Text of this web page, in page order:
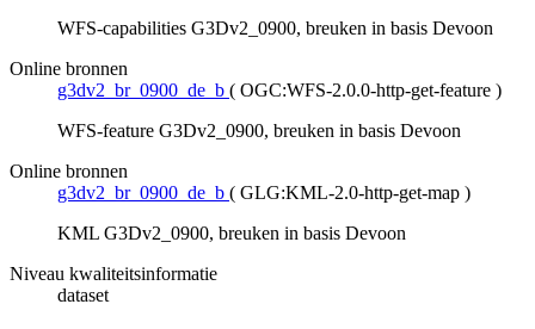
WFS-capabilities G3Dv2_0900, breuken in basis Devoon
Online bronnen
g3dv2_br_0900_de_b ( OGC:WFS-2.0.0-http-get-feature )
WFS-feature G3Dv2_0900, breuken in basis Devoon
Online bronnen
g3dv2_br_0900_de_b ( GLG:KML-2.0-http-get-map )
KML G3Dv2_0900, breuken in basis Devoon
Niveau kwaliteitsinformatie
dataset